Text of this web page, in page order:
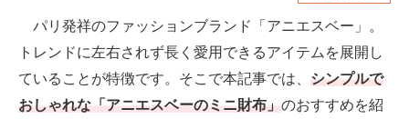
釣り具・釣り用品 食品・飲料・お酒
食器・グラス・カトラリー
パリ発祥のファッションブランド「アニエスベー」。
トレンドに左右されず長く愛用できるアイテムを展開し
ていることが特徴です。そこで本記事では、 シンプルで
おしゃれな「アニエスベーのミニ財布」のおすすめを紹